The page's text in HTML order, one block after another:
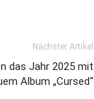
Nächster Artikel
das Jahr 2025 mit
Album „Cursed“